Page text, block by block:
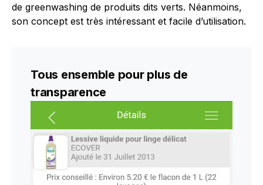
de greenwashing de produits dits verts. Néanmoins,
son concept est très intéressant et facile d’utilisation.
Tous ensemble pour plus de
transparence